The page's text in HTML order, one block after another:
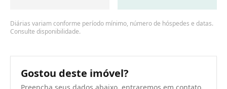
Diárias variam conforme período mínimo, número de hóspedes e datas.
Consulte disponibilidade.
Gostou deste imóvel?